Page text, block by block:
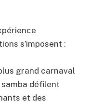
s’imposent :
grand carnaval
samba défilent
et des